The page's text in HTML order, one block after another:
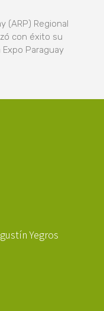
(ARP) Regional
con éxito su
Paraguay
Yegros